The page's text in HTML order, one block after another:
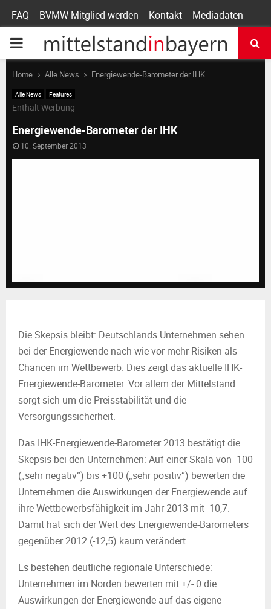
FAQ BVMW Mitglied werden Kontakt Mediadaten
P
R
I
M
N
U
Home Alle News Energiewende-Barometer der IHK
Alle News Features
Enthält Werbung
Energiewende-Barometer der IHK
10. September 2013
Die Skepsis bleibt: Deutschlands Unternehmen sehen
bei der Energiewende nach wie vor mehr Risiken als
Chancen im Wettbewerb. Dies zeigt das aktuelle IHK-
Energiewende-Barometer. Vor allem der Mittelstand
sorgt sich um die Preisstabilität und die
Versorgungssicherheit.
Das IHK-Energiewende-Barometer 2013 bestätigt die
Skepsis bei den Unternehmen: Auf einer Skala von -100
(„sehr negativ“) bis +100 („sehr positiv“) bewerten die
Unternehmen die Auswirkungen der Energiewende auf
ihre Wettbewerbsfähigkeit im Jahr 2013 mit -10,7.
Damit hat sich der Wert des Energiewende-Barometers
gegenüber 2012 (-12,5) kaum verändert.
Es bestehen deutliche regionale Unterschiede:
Unternehmen im Norden bewerten mit +/- 0 die
Auswirkungen der Energiewende auf das eigene